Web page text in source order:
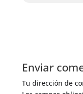
Enviar
Tu dirección de